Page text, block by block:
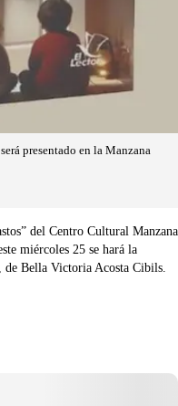
presentado en la Manzana
del Centro Cultural Manzana
miércoles 25 se hará la
Bella Victoria Acosta Cibils.